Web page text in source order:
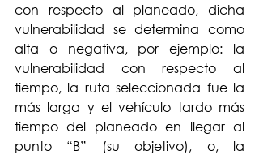
con respecto al planeado, dicha
vulnerabilidad se determina como
alta o negativa, por ejemplo: la
vulnerabilidad con respecto al
tiempo, la ruta seleccionada fue la
más larga y el vehículo tardo más
tiempo del planeado en llegar al
punto “B” (su objetivo), o, la